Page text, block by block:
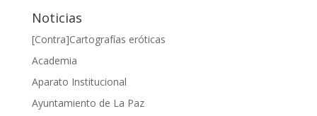
Noticias
[Contra]Cartografías eróticas
Academia
Aparato Institucional
Ayuntamiento de La Paz